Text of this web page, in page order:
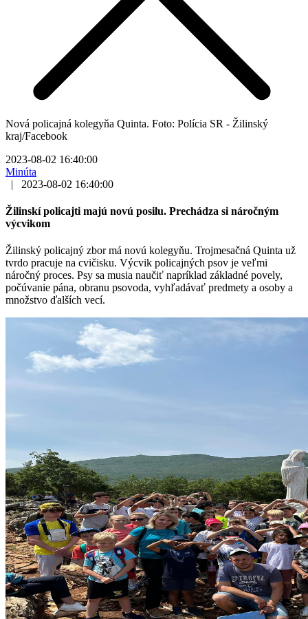
Nová policajná kolegyňa Quinta. Foto: Polícia SR - Žilinský
kraj/Facebook
2023-08-02 16:40:00
Minúta
|
2023-08-02 16:40:00
Žilinskí policajti majú novú posilu. Prechádza si náročným
výcvikom
Žilinský policajný zbor má novú kolegyňu. Trojmesačná Quinta už
tvrdo pracuje na cvičisku. Výcvik policajných psov je veľmi
náročný proces. Psy sa musia naučiť napríklad základné povely,
počúvanie pána, obranu psovoda, vyhľadávať predmety a osoby a
množstvo ďalších vecí.